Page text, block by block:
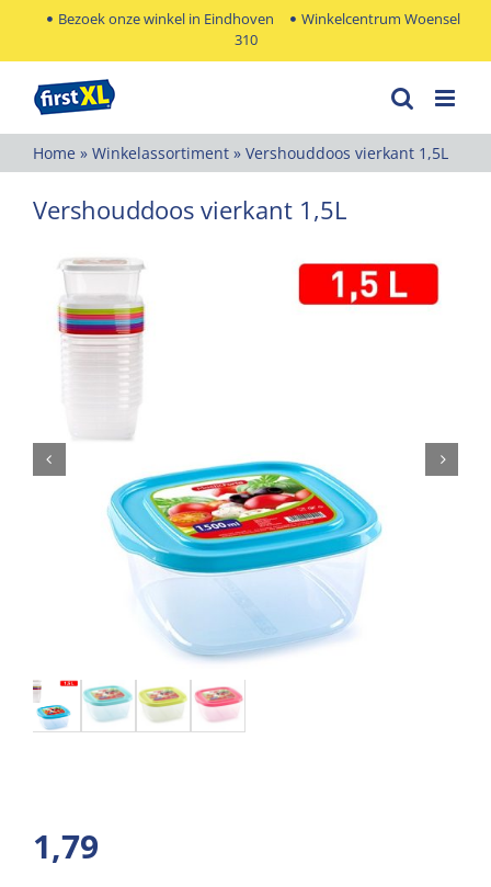
Bezoek onze winkel in Eindhoven
Winkelcentrum Woensel
310
Home » Winkelassortiment » Vershouddoos vierkant 1,5L
Vershouddoos vierkant 1,5L
1,79